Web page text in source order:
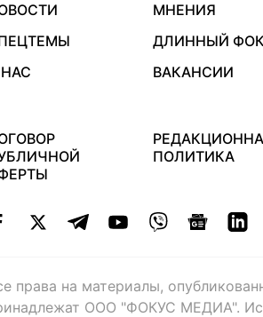
МНЕНИЯ
ДЛИННЫЙ
ВАКАНСИИ
ПОЛИТИКА
права на материалы,
ООО "ФОКУС МЕДИА".